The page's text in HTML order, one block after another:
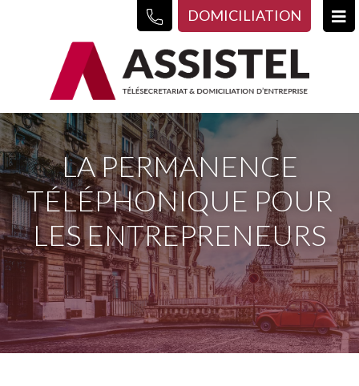
DOMICILIATION
LA PERMANENCE
TÉLÉPHONIQUE POUR
LES ENTREPRENEURS